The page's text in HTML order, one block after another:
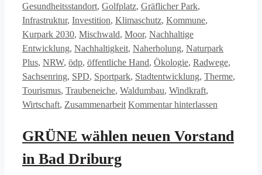
Gesundheitsstandort, Golfplatz, Gräflicher Park,
Infrastruktur, Investition, Klimaschutz, Kommune,
Kurpark 2030, Mischwald, Moor, Nachhaltige
Entwicklung, Nachhaltigkeit, Naherholung, Naturpark
Plus, NRW, ödp, öffentliche Hand, Ökologie, Radwege,
Sachsenring, SPD, Sportpark, Stadtentwicklung, Therme,
Tourismus, Traubeneiche, Waldumbau, Windkraft,
Wirtschaft, Zusammenarbeit Kommentar hinterlassen
GRÜNE wählen neuen Vorstand
in Bad Driburg